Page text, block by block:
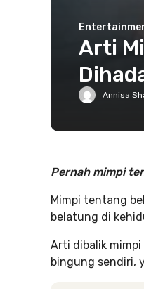
Arti
Annisa
Pernah mimpi
Mimpi tentang
belatung di
Arti dibalik
bingung sendiri,